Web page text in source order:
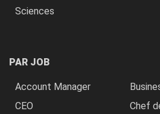
Sciences
PAR JOB
Account Manager
CEO
Chef